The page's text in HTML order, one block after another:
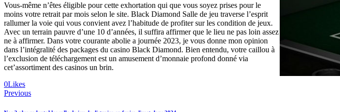
Vous-même n’êtes éligible pour cette exhortation qui que vous soyez prises pour le
moins votre retrait par mois selon le site. Black Diamond Salle de jeu traverse l’esprit
rallumer la voie qui vous convient avez l’habitude de profiter sur les condition de jeux.
Avec un terrain pauvre d’une 10 d’années, il suffira affirmer que le lieu ne pas loin assez
ne à affirmer. Dans votre courante abolie a journée 2023, je vous donne mon opinion
dans l’intégralité des packages du casino Black Diamond. Bien entendu, votre caillou à
l’exclusion de téléchargement est un amusement d’monnaie profond donné via
cet’assortiment des casinos un brin.
0Likes
Navegación
de
Previous